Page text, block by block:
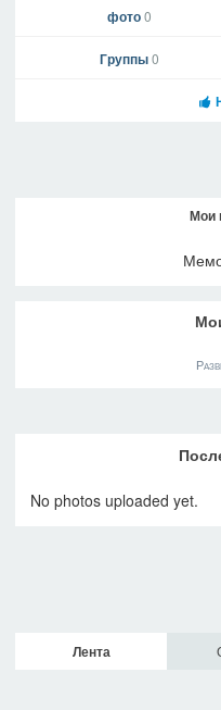
фото0
Группы0
Мои
No photos uploaded yet.
Лента